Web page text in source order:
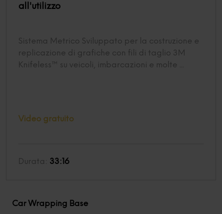
all'utilizzo
Sistema Metrico Sviluppato per la costruzione e
replicazione di grafiche con fili di taglio 3M
Knifeless™ su veicoli, imbarcazioni e molte ...
Video gratuito
Durata: 33:16
Car Wrapping Base